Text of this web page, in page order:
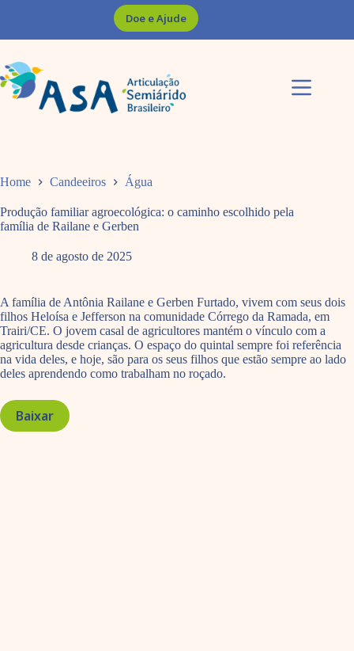
Doe e Ajude
Home Candeeiros Água
Produção familiar agroecológica: o caminho escolhido pela
família de Railane e Gerben
8 de agosto de 2025
A família de Antônia Railane e Gerben Furtado, vivem com seus dois
filhos Heloísa e Jefferson na comunidade Córrego da Ramada, em
Trairi/CE. O jovem casal de agricultores mantém o vínculo com a
agricultura desde crianças. O espaço do quintal sempre foi referência
na vida deles, e hoje, são para os seus filhos que estão sempre ao lado
deles aprendendo como trabalham no roçado.
Baixar